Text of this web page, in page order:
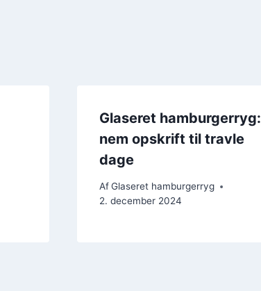
Glaseret hamburgerryg:
nem opskrift til travle
dage
Af Glaseret hamburgerryg
2. december 2024